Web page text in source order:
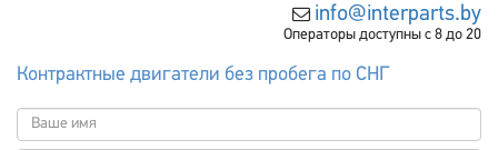
info@interparts.by
Операторы доступны с 8 до 20
Контрактные двигатели без пробега по СНГ